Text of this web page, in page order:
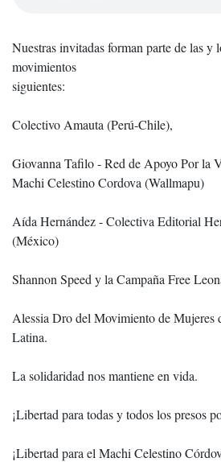
Nuestras invitadas forman parte de las y
movimientos
siguientes:
Colectivo Amauta (Perú-Chile),
Giovanna Tafilo - Red de Apoyo Por la
Machi Celestino Cordova (Wallmapu)
Aída Hernández - Colectiva Editorial
(México)
Shannon Speed y la Campaña Free
Alessia Dro del Movimiento de Mujeres
Latina.
La solidaridad nos mantiene en vida.
¡Libertad para todas y todos los presos
¡Libertad para el Machi Celestino